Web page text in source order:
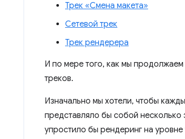
Трек «Смена макета»
Сетевой трек
Трек рендерера
И по мере того, как мы
треков.
Изначально мы хотели, чтобы
представляло бы собой несколько
упростило бы рендеринг на